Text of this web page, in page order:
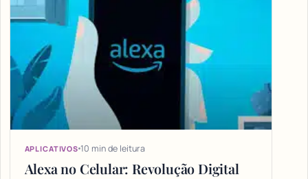
APLICATIVOS 10 min de leitura
Alexa no Celular: Revolução Digital